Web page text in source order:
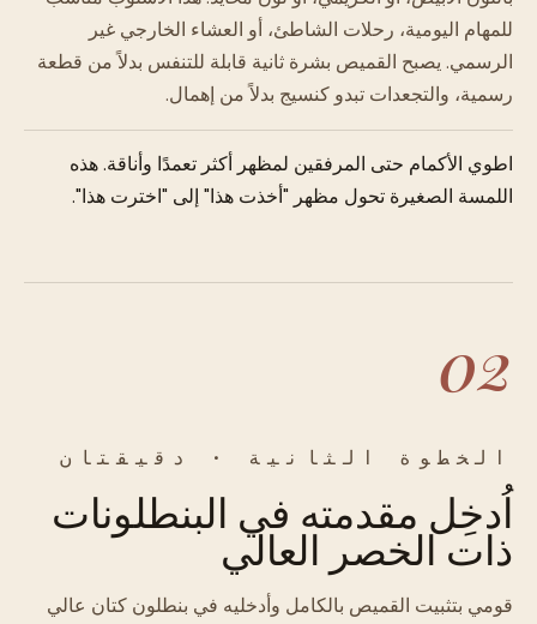
للمهام اليومية، رحلات الشاطئ، أو العشاء الخارجي غير
الرسمي. يصبح القميص بشرة ثانية قابلة للتنفس بدلاً من قطعة
رسمية، والتجعدات تبدو كنسيج بدلاً من إهمال.
اطوي الأكمام حتى المرفقين لمظهر أكثر تعمدًا وأناقة. هذه
اللمسة الصغيرة تحول مظهر "أخذت هذا" إلى "اخترت هذا".
02
الخطوة الثانية · دقيقتان
اُدخِل مقدمته في البنطلونات
ذات الخصر العالي
قومي بتثبيت القميص بالكامل وأدخليه في بنطلون كتان عالي